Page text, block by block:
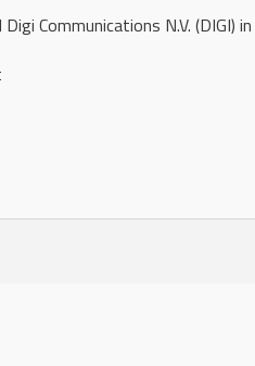
Communications N.V. (DIGI)